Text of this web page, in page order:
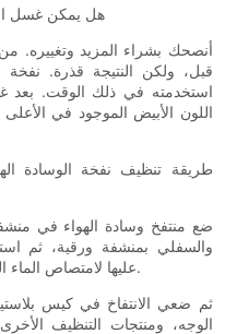
هل يمكن غسل
أنصحك بشراء المزيد وتغييره.
قبل، ولكن النتيجة قذرة.
استخدمته في ذلك الوقت. بعد
اللون الأبيض الموجود في
طريقة تنظيف نفخة الوسادة
ضع منتفخ وسادة الهواء في
والسفلي بمنشفة ورقية، ثم
عليها لامتصاص الماء الزائد والأوساخ الموجودة على الانتفاخ.
ثم ضعي الانتفاخ في كيس
الوجه، ومنتجات التنظيف